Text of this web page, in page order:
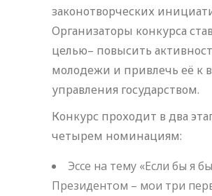
законотворческих
Организаторы конкурса
целью– повысить
молодежи и привлечь её к
управления государством.
Конкурс проходит в два
четырем номинациям:
Эссе на тему «Если бы я
Президентом – мои три